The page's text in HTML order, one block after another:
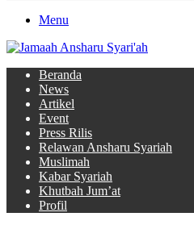
Menu
Beranda
News
Artikel
Event
Press Rilis
Relawan Ansharu Syariah
Muslimah
Kabar Syariah
Khutbah Jum’at
Profil